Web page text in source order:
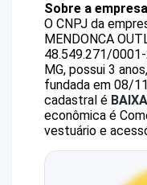
Sobre a empresa
O CNPJ da
MENDONCA
48.549.271/
MG, possui 3
fundada em 08/
cadastral é
econômica é
vestuário e